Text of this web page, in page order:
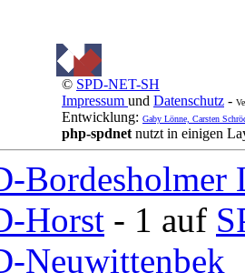
© SPD-NET-SH
Impressum und Datenschutz -
Entwicklung: Gaby Lönne, Carsten
php-spdnetnutzt in einigen
Bordesholmer
Horst - 1 auf
Neuwittenbek